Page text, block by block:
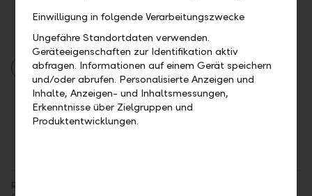
Asset Management Berichte Märkte
Teilen
Rechtlicher Hinweis: Angaben im Sinne der Finanzanalyse-Vorschriften
Einwilligung in folgende Verarbeitungszwecke
Ungefähre Standortdaten verwenden.
Geräteeigenschaften zur Identifikation aktiv
abfragen. Informationen auf einem Gerät speichern
und/oder abrufen. Personalisierte Anzeigen und
Inhalte, Anzeigen- und Inhaltsmessungen,
Erkenntnisse über Zielgruppen und
Produktentwicklungen.